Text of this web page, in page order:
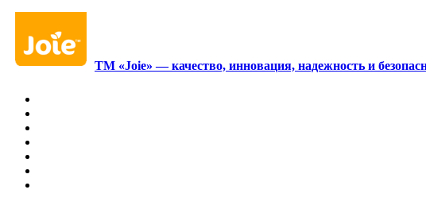
ТМ «Joie» — качество, инновация, надежность и